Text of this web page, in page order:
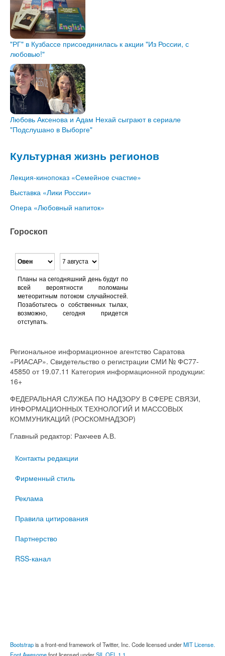
"РГ" в Кузбассе присоединилась к акции "Из России, с
любовью!"
Любовь Аксенова и Адам Нехай сыграют в сериале
"Подслушано в Выборге"
Культурная жизнь регионов
Лекция-кинопоказ «Семейное счастие»
Выставка «Лики России»
Опера «Любовный напиток»
Гороскоп
Планы на сегодняшний день будут по
всей вероятности поломаны
метеоритным потоком случайностей.
Позаботьтесь о собственных тылах,
возможно, сегодня придется
отступать.
Региональное информационное агентство Саратова
«РИАСАР». Свидетельство о регистрации СМИ № ФС77-
45850 от 19.07.11 Категория информационной продукции:
16+
ФЕДЕРАЛЬНАЯ СЛУЖБА ПО НАДЗОРУ В СФЕРЕ СВЯЗИ,
ИНФОРМАЦИОННЫХ ТЕХНОЛОГИЙ И МАССОВЫХ
КОММУНИКАЦИЙ (РОСКОМНАДЗОР)
Главный редактор: Ракчеев А.В.
Контакты редакции
Фирменный стиль
Реклама
Правила цитирования
Партнерство
RSS-канал
Bootstrapis a front-end framework of Twitter, Inc. Code licensed underMIT License.
Font Awesomefont licensed underSIL OFL 1.1